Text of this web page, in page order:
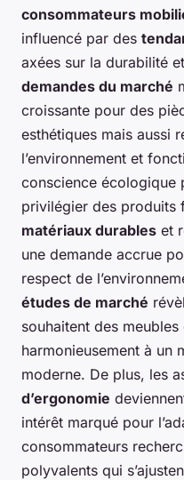
consommateurs
influencé par des
axées sur la durabilité
demandes du marché
croissante pour des
esthétiques mais aussi
l’environnement et
conscience écologique
privilégier des produits
matériaux durables et
une demande accrue
respect de
études de marché
souhaitent des meubles
harmonieusement à un
moderne. De plus, les
d’ergonomie
intérêt marqué pour
consommateurs
polyvalents qui